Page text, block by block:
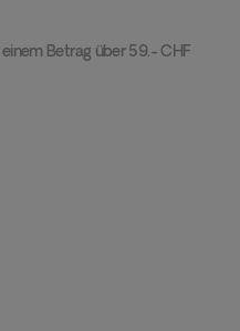
Betrag über 59.- CHF